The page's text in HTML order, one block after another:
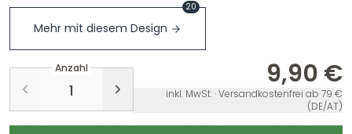
Mehr mit diesem Design
20
Anzahl 9,90 €
inkl. MwSt. · Versandkostenfrei ab 79 €
(DE/AT)